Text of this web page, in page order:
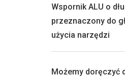
Możemy doręczyć
Wspornik ALU o
przeznaczony do
użycia narzędzi
0,0
5
gwiazdek.